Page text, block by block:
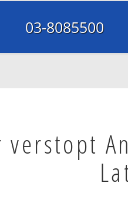
03-8085500
verstopt